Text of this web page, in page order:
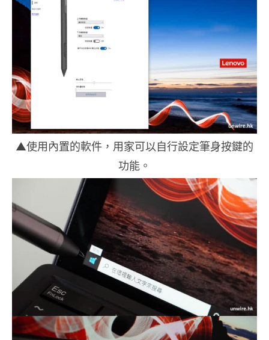
▲使用內置的軟件，用家可以自行設定筆身按鍵的
功能。